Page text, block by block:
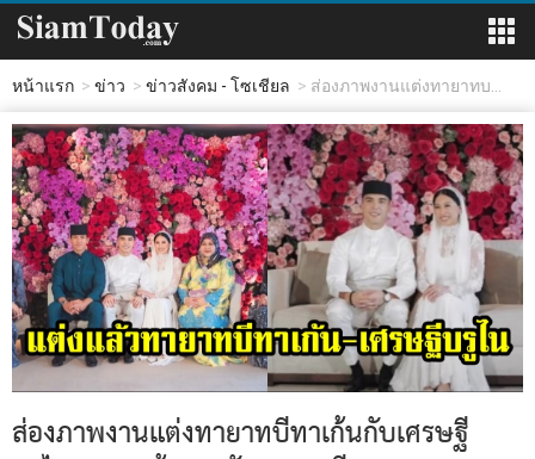
หน้าแรก ข่าว ข่าวสังคม - โซเชียล ส่องภาพงานแต่งทายาทบ...
ส่องภาพงานแต่งทายาทบีทาเก้นกับเศรษฐี